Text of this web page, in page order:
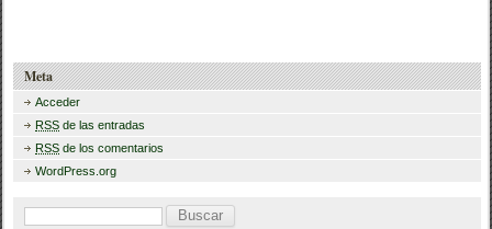
e
b
o
o
k
er p
tir
Meta
Acceder
RSS de las entradas
RSS de los comentarios
WordPress.org
B